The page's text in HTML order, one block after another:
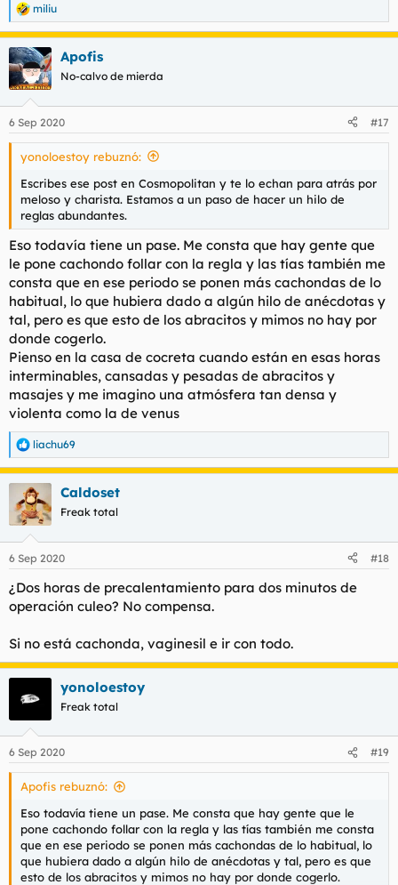
R
e
a
c
c
i
e
s
miliu
Apofis
No-calvo de mierda
6 Sep 2020 #17
yonoloestoy rebuznó:
Escribes ese post en Cosmopolitan y te lo echan para atrás por
meloso y charista. Estamos a un paso de hacer un hilo de
reglas abundantes.
Eso todavía tiene un pase. Me consta que hay gente que
le pone cachondo follar con la regla y las tías también me
consta que en ese periodo se ponen más cachondas de lo
habitual, lo que hubiera dado a algún hilo de anécdotas y
tal, pero es que esto de los abracitos y mimos no hay por
donde cogerlo.
Pienso en la casa de cocreta cuando están en esas horas
interminables, cansadas y pesadas de abracitos y
masajes y me imagino una atmósfera tan densa y
violenta como la de venus
R
e
a
c
i
e
:
liachu69
Caldoset
Freak total
6 Sep 2020 #18
¿Dos horas de precalentamiento para dos minutos de
operación culeo? No compensa.
Si no está cachonda, vaginesil e ir con todo.
yonoloestoy
Freak total
6 Sep 2020 #19
Apofis rebuznó:
Eso todavía tiene un pase. Me consta que hay gente que le
pone cachondo follar con la regla y las tías también me consta
que en ese periodo se ponen más cachondas de lo habitual, lo
que hubiera dado a algún hilo de anécdotas y tal, pero es que
esto de los abracitos y mimos no hay por donde cogerlo.